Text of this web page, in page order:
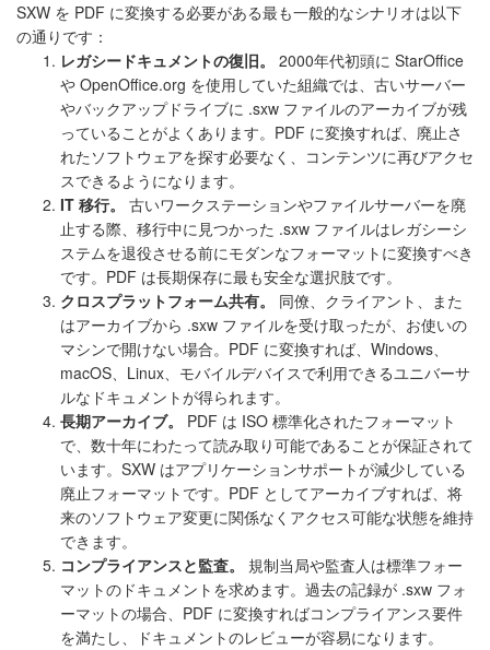
SXW を PDF に変換する必要がある最も一般的なシナリオは以下
の通りです：
レガシードキュメントの復旧。
2000年代初頭に StarOffice
や OpenOffice.org を使用していた組織では、古いサーバー
やバックアップドライブに .sxw ファイルのアーカイブが残
っていることがよくあります。PDF に変換すれば、廃止さ
れたソフトウェアを探す必要なく、コンテンツに再びアクセ
スできるようになります。
IT 移行。
古いワークステーションやファイルサーバーを廃
止する際、移行中に見つかった .sxw ファイルはレガシーシ
ステムを退役させる前にモダンなフォーマットに変換すべき
です。PDF は長期保存に最も安全な選択肢です。
クロスプラットフォーム共有。
同僚、クライアント、また
はアーカイブから .sxw ファイルを受け取ったが、お使いの
マシンで開けない場合。PDF に変換すれば、Windows、
macOS、Linux、モバイルデバイスで利用できるユニバーサ
ルなドキュメントが得られます。
長期アーカイブ。
PDF は ISO 標準化されたフォーマット
で、数十年にわたって読み取り可能であることが保証されて
います。SXW はアプリケーションサポートが減少している
廃止フォーマットです。PDF としてアーカイブすれば、将
来のソフトウェア変更に関係なくアクセス可能な状態を維持
できます。
コンプライアンスと監査。
規制当局や監査人は標準フォー
マットのドキュメントを求めます。過去の記録が .sxw フォ
ーマットの場合、PDF に変換すればコンプライアンス要件
を満たし、ドキュメントのレビューが容易になります。